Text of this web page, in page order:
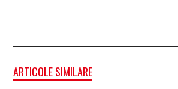
ARTICOLE SIMILARE